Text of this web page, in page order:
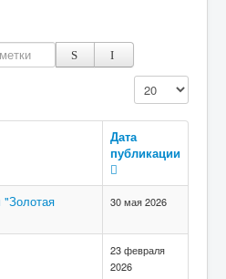
Кол-во строк:
Дата
публикации
"Золотая
30 мая 2026
23 февраля
2026